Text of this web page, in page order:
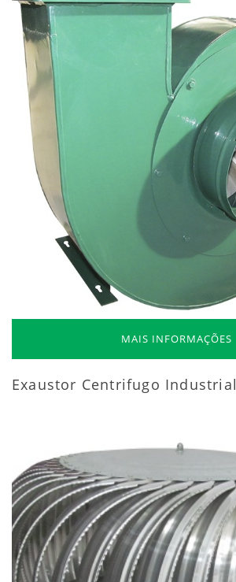
MAIS INFORMAÇÕES
Exaustor Centrifugo Industrial